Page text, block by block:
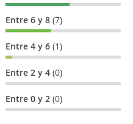
Entre 6 y 8(7)
Entre 4 y 6(1)
Entre 2 y 4(0)
Entre 0 y 2(0)